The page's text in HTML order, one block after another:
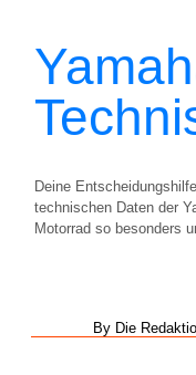
Deine
technischen Daten der
Motorrad so besonders
By Die